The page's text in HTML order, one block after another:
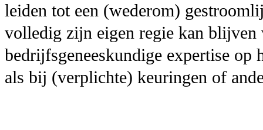
leiden tot een (wederom)
volledig zijn eigen regie kan blijven
bedrijfsgeneeskundige expertise
als bij (verplichte) keuringen of